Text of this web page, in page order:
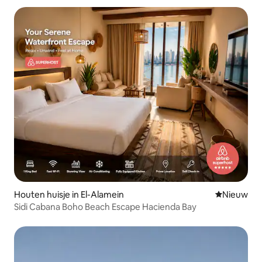
Houten huisje in El-Alamein Nieuwe
Nieuw
Sidi Cabana Boho Beach Escape Hacienda Bay